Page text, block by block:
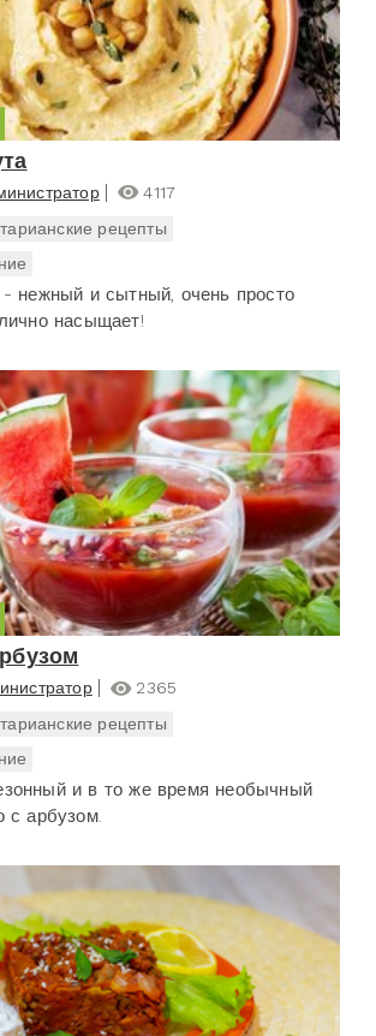
4117
рецепты
нежный и сытный, очень просто
насыщает!
2365
рецепты
и в то же время необычный
с арбузом.